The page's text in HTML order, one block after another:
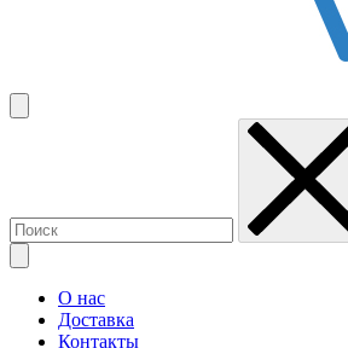
О нас
Доставка
Контакты